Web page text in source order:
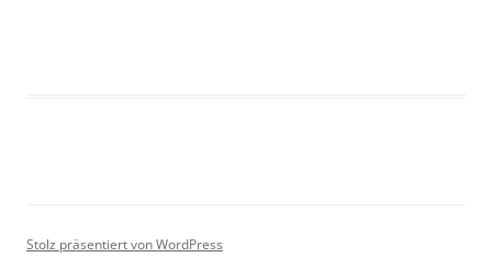
Stolz präsentiert von WordPress